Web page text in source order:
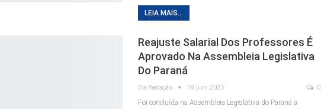
LEIA MAIS...
Reajuste Salarial Dos Professores É
Aprovado Na Assembleia Legislativa
Do Paraná
Da Redação 18 jun, 2025 0
Foi concluída na Assembleia Legislativa do Paraná a